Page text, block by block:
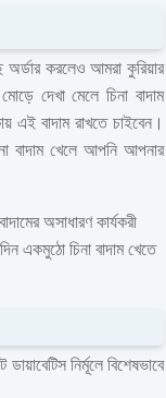
করলেও আমরা কুরিয়ার
দেখা মেলে চিনা বাদাম
এই বাদাম রাখতে চাইবেন।
বাদাম খেলে আপনি আপনার
অসাধারণ কার্যকরী
একমুঠো চিনা বাদাম খেতে
নির্মূলে বিশেষভাবে